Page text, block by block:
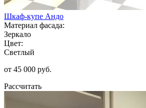
Шкаф-купе Андо
Материал фасада:
Зеркало
Цвет:
Светлый
от 45 000 руб.
Рассчитать